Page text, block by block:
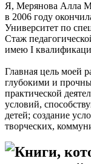
Я, Мерянова Алла
в 2006 году
Университет по
Стаж
имею I
Главная цель моей
глубокими и
практической
условий,
детей; создание
творческих,
Книги,